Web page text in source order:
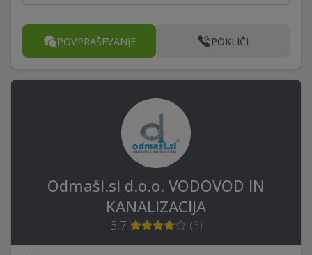
POVPRAŠEVANJE POKLIČI
Odmaši.si d.o.o. VODOVOD IN
KANALIZACIJA
3,7 (3)